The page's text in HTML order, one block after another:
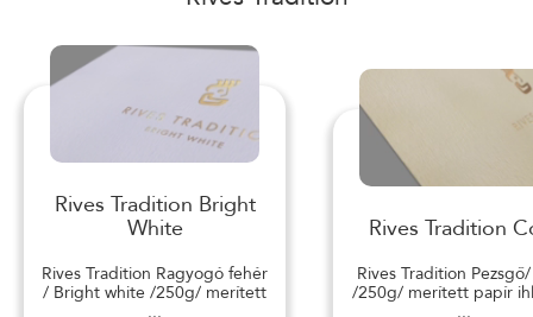
Rives Tradition Bright
White
Rives Tradition Ragyogó fehér
/ Bright white /250g/ merített
...
Rives Tradition
Rives Tradition
/250g/ merített papír
...